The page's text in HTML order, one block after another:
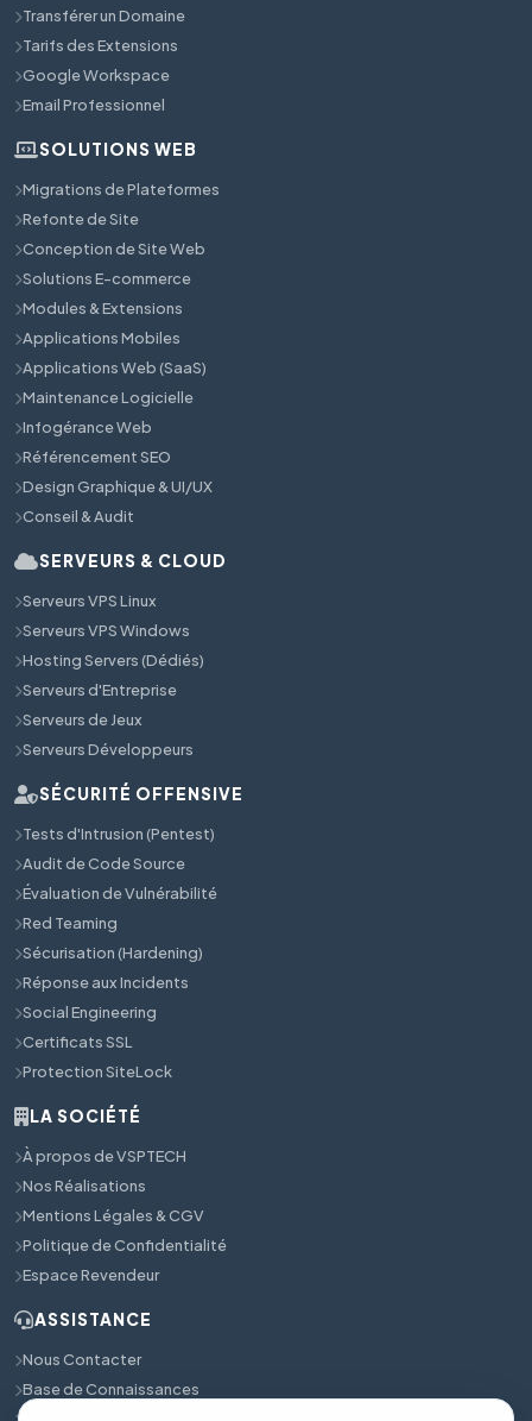
Transférer un Domaine
Tarifs des Extensions
Google Workspace
Email Professionnel
SOLUTIONS WEB
Migrations de Plateformes
Refonte de Site
Conception de Site Web
Solutions E-commerce
Modules & Extensions
Applications Mobiles
Applications Web (SaaS)
Maintenance Logicielle
Infogérance Web
Référencement SEO
Design Graphique & UI/UX
Conseil & Audit
SERVEURS & CLOUD
Serveurs VPS Linux
Serveurs VPS Windows
Hosting Servers (Dédiés)
Serveurs d'Entreprise
Serveurs de Jeux
Serveurs Développeurs
SÉCURITÉ OFFENSIVE
Tests d'Intrusion (Pentest)
Audit de Code Source
Évaluation de Vulnérabilité
Red Teaming
Sécurisation (Hardening)
Réponse aux Incidents
Social Engineering
Certificats SSL
Protection SiteLock
LA SOCIÉTÉ
À propos de VSPTECH
Nos Réalisations
Mentions Légales & CGV
Politique de Confidentialité
Espace Revendeur
ASSISTANCE
Nous Contacter
Base de Connaissances